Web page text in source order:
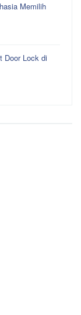
Memilih
Door Lock di